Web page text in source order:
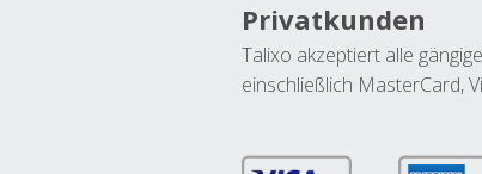
Privatkunden
Talixo akzeptiert alle
einschließlich MasterCard,